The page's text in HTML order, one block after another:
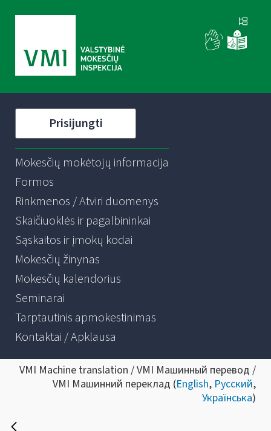
Prisijungti
Mokesčių mokėtojų informacija
Formos
Rinkmenos / Atviri duomenys
Skaičiuoklės ir pagalbininkai
Sąskaitos ir įmokų kodai
Mokesčių žinynas
Mokesčių kalendorius
Seminarai
Tarptautinis apmokestinimas
Kontaktai / Apklausa
VMI Machine translation / VMI Машинный перевод /
VMI Машинний переклад (English, Русский,
Українська)